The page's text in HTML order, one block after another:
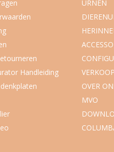
Handleiding
URNEN
OVER
MVO